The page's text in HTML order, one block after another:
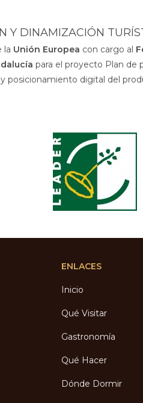
Y DINAMIZACIÓN
la Unión Europea con cargo al
para el proyecto Plan de
digital del
ENLACES
Inicio
Qué Visitar
Gastronomía
Qué Hacer
Dónde Dormir